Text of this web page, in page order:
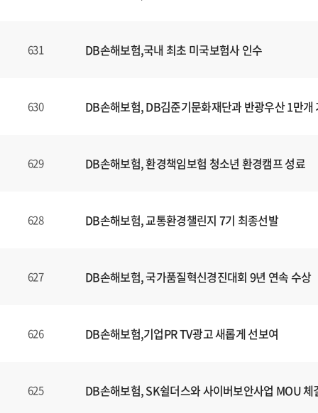
631 DB손해보험,국내 최초 미국보험사 인수
630 DB손해보험, DB김준기문화재단과 반광우산 1만개
629 DB손해보험, 환경책임보험 청소년 환경캠프 성료
628 DB손해보험, 교통환경챌린지 7기 최종선발
627 DB손해보험, 국가품질혁신경진대회 9년 연속 수상
626 DB손해보험,기업PR TV광고 새롭게 선보여
625 DB손해보험, SK쉴더스와 사이버보안사업 MOU 체